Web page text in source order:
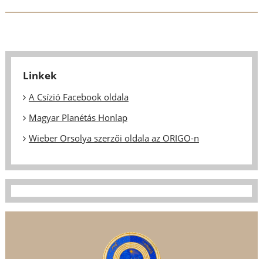
Linkek
A Csízió Facebook oldala
Magyar Planétás Honlap
Wieber Orsolya szerzői oldala az ORIGO-n